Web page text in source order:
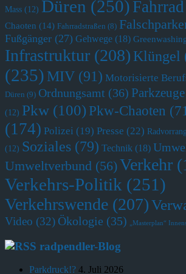
Mass (12) Düren (250) Fahrrad
Chaoten (14) Fahrradstraßen (8)
Fußgänger (27) Gehwege (18)
Infrastruktur (208) Klüngel
(235) MIV (91) Motorisierte
Düren (9) Ordnungsamt (36) Parkzeuge
(12) Pkw (100) Pkw-Chaoten
(174) Polizei (19) Presse (22)
(12) Soziales (79) Technik (18)
Umweltverbund (56)Verkehr
Verkehrs-Politik (251)
Verkehrswende (207)
Video (32) Ökologie (35) „Masterplan“
radpendler-Blog
Parkdruck!? 4. Juli 2026